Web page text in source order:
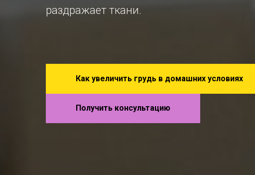
раздражает ткани.
Как увеличить грудь в домашних условиях
Получить консультацию